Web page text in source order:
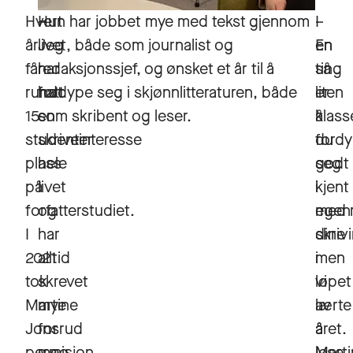
Hvert
år
får
rundt
15
studenter
plass
på
forfatterstudiet.
I
2021
tok
Martine
Jonsrud
–
Jeg
har
hatt
en
skriveinteresse
hele
livet
og
har
alltid
skrevet
mye
for
Hun har jobbet mye med tekst gjennom
livet, både som journalist og
redaksjonssjef, og ønsket et år til å
fordype seg i skjønnlitteraturen, både
som skribent og leser.
–
En
ting
er
å
seg
i
egen
men
vi
å
I
en
så
liten
du
godt
kjent
med
dine
i
løpet
av
året.